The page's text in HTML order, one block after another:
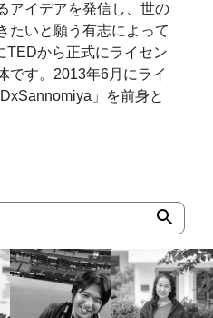
アイデアを発信し、世の
たいと願う有志によって
TEDから正式にライセン
です。2013年6月にライ
」を前身と